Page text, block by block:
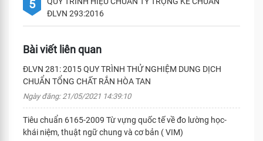
5
ĐLVN 293:2016
Bài viết liên quan
ĐLVN 281: 2015 QUY TRÌNH THỬ NGHIỆM DUNG DỊCH
CHUẨN TỔNG CHẤT RẮN HÒA TAN
Ngày đăng: 21/05/2021 14:39:10
Tiêu chuẩn 6165-2009 Từ vựng quốc tế về đo lường học-
khái niệm, thuật ngữ chung và cơ bản ( VIM)